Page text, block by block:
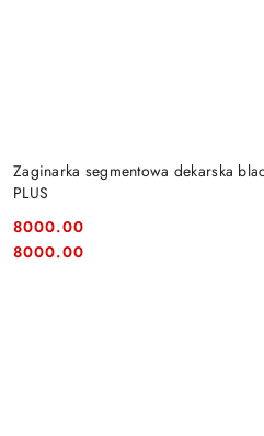
Zaginarka segmentowa dekarska
PLUS
Cena:
8000.00
Cena:
8000.00